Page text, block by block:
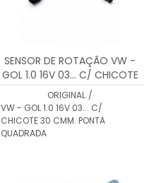
SENSOR DE ROTAÇÃO VW -
GOL 1.0 16V 03... C/ CHICOTE
30 CMM. PONTA QUADRADA
ORIGINAL /
VW - GOL 1.0 16V 03... C/
CHICOTE 30 CMM. PONTA
QUADRADA